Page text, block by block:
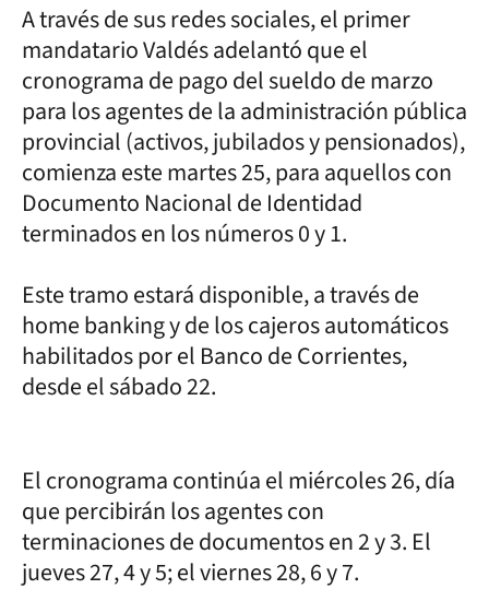
A través de sus redes sociales, el primer
mandatario Valdés adelantó que el
cronograma de pago del sueldo de marzo
para los agentes de la administración pública
provincial (activos, jubilados y pensionados),
comienza este martes 25, para aquellos con
Documento Nacional de Identidad
terminados en los números 0 y 1.
Este tramo estará disponible, a través de
home banking y de los cajeros automáticos
habilitados por el Banco de Corrientes,
desde el sábado 22.
El cronograma continúa el miércoles 26, día
que percibirán los agentes con
terminaciones de documentos en 2 y 3. El
jueves 27, 4 y 5; el viernes 28, 6 y 7.